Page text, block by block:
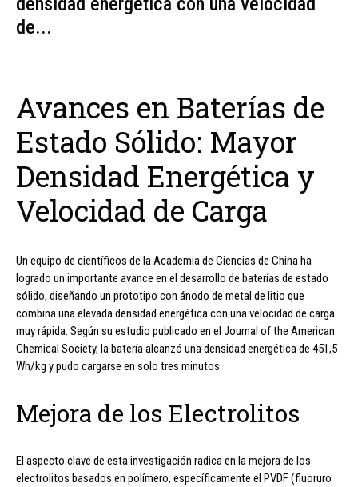
de...
Avances en Baterías de
Estado Sólido: Mayor
Densidad Energética y
Velocidad de Carga
Un equipo de científicos de la Academia de Ciencias de China ha
logrado un importante avance en el desarrollo de baterías de estado
sólido, diseñando un prototipo con ánodo de metal de litio que
combina una elevada densidad energética con una velocidad de carga
muy rápida. Según su estudio publicado en el Journal of the American
Chemical Society, la batería alcanzó una densidad energética de 451,5
Wh/kg y pudo cargarse en solo tres minutos.
Mejora de los Electrolitos
El aspecto clave de esta investigación radica en la mejora de los
electrolitos basados en polímero, específicamente el PVDF (fluoruro